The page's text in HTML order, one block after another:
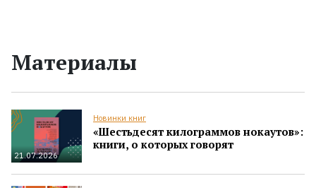
Материалы
21.07.2026
Новинки книг
«Шестьдесят килограммов нокаутов»:
книги, о которых говорят